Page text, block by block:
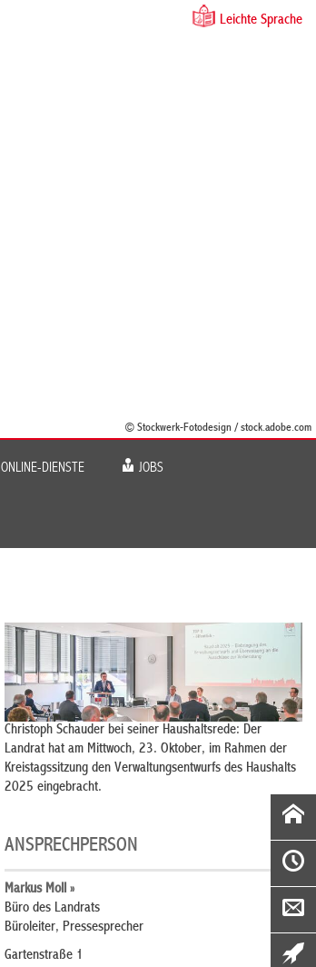
Leichte Sprache
© Stockwerk-Fotodesign / stock.adobe.com
ONLINE-DIENSTE JOBS
Christoph Schauder bei seiner Haushaltsrede: Der
Landrat hat am Mittwoch, 23. Oktober, im Rahmen der
Kreistagssitzung den Verwaltungsentwurfs des Haushalts
2025 eingebracht.
ANSPRECHPERSON
Markus Moll »
Büro des Landrats
Büroleiter, Pressesprecher
Gartenstraße 1